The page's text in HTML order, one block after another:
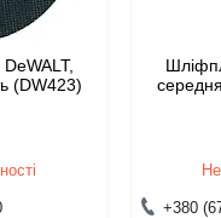
(DW423)
+380